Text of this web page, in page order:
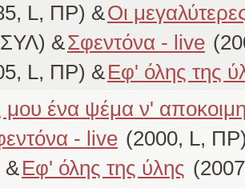
L, ΠΡ) &Οι
&Σφεντόνα - live
L, ΠΡ) &Εφ' όλης της
μου ένα ψέμα ν'
- live (2000, L,
Εφ' όλης της ύλης